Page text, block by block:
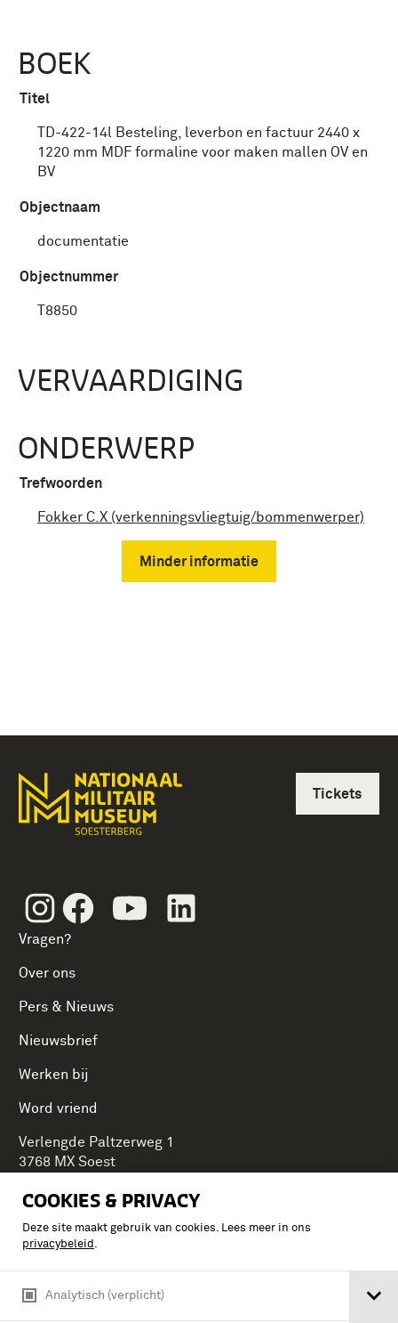
COOKIES & PRIVACY
Deze site maakt gebruik van cookies. Lees meer in ons
privacybeleid .
Analytisch (verplicht)
BOEK
Titel
TD-422-14l Besteling, leverbon en factuur 2440 x
1220 mm MDF formaline voor maken mallen OV en
BV
Objectnaam
documentatie
Objectnummer
T8850
VERVAARDIGING
ONDERWERP
Trefwoorden
Fokker C.X (verkenningsvliegtuig/bommenwerper)
Minder informatie
InstagramFacebookYoutube
Vragen?
Over ons
Pers & Nieuws
Nieuwsbrief
Werken bij
Word vriend
Tickets
Verlengde Paltzerweg 1
3768 MX Soest
Onderdeel van Stichting Koninklijke Defensiemusea,